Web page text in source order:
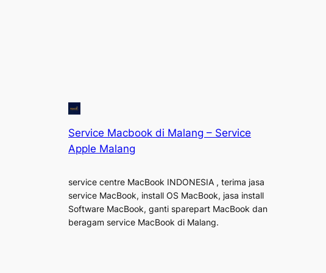
Service Macbook di Malang – Service
Apple Malang
service centre MacBook INDONESIA , terima jasa
service MacBook, install OS MacBook, jasa install
Software MacBook, ganti sparepart MacBook dan
beragam service MacBook di Malang.